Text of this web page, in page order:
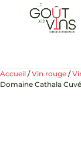
Accueil /Vin rouge /
Domaine Cathala